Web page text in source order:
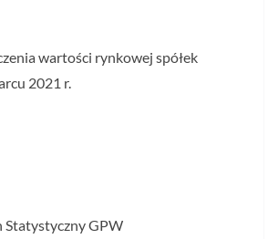
wartości rynkowej spółek
2021 r.
Statystyczny GPW